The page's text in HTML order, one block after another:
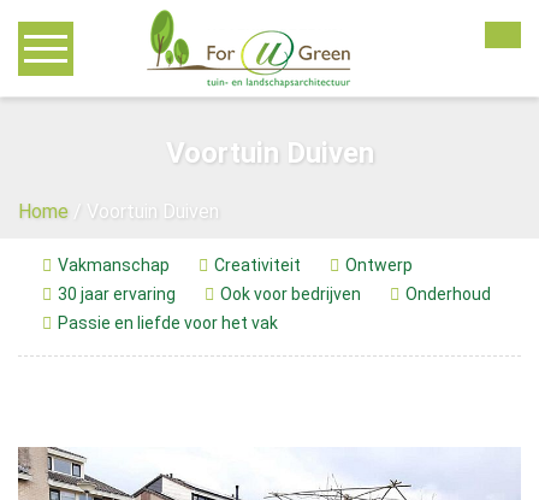
Tuinaanleg
Overkappingen
Voortuin Duiven
Home / Voortuin Duiven
Vakmanschap Creativiteit
Ontwerp
30 jaar ervaring
Ook voor bedrijven
Onderhoud
Passie en liefde voor het vak